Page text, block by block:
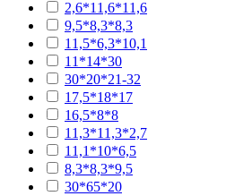
2,6*11,6*11,6
9,5*8,3*8,3
11,5*6,3*10,1
11*14*30
30*20*21-32
17,5*18*17
16,5*8*8
11,3*11,3*2,7
11,1*10*6,5
8,3*8,3*9,5
30*65*20